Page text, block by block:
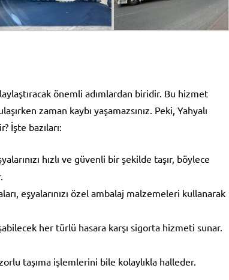
önemli adımlardan biridir. Bu hizmet
zaman kaybı yaşamazsınız. Peki, Yahyalı
İşte bazıları:
hızlı ve güvenli bir şekilde taşır, böylece
eşyalarınızı özel ambalaj malzemeleri kullanarak
her türlü hasara karşı sigorta hizmeti sunar.
taşıma işlemlerini bile kolaylıkla halleder.